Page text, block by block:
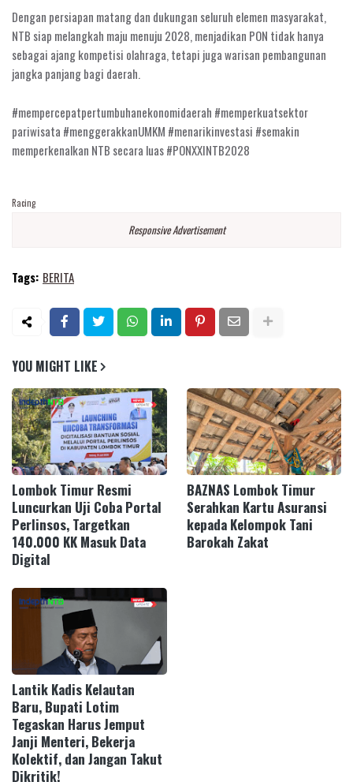
Dengan persiapan matang dan dukungan seluruh elemen masyarakat,
NTB siap melangkah maju menuju 2028, menjadikan PON tidak hanya
sebagai ajang kompetisi olahraga, tetapi juga warisan pembangunan
jangka panjang bagi daerah.
#mempercepatpertumbuhanekonomidaerah #memperkuatsektor
pariwisata #menggerakkanUMKM #menarikinvestasi #semakin
memperkenalkan NTB secara luas #PONXXINTB2028
Racing
Responsive Advertisement
Tags: BERITA
YOU MIGHT LIKE
Lombok Timur Resmi
Luncurkan Uji Coba Portal
Perlinsos, Targetkan
140.000 KK Masuk Data
Digital
BAZNAS Lombok Timur
Serahkan Kartu Asuransi
kepada Kelompok Tani
Barokah Zakat
Lantik Kadis Kelautan
Baru, Bupati Lotim
Tegaskan Harus Jemput
Janji Menteri, Bekerja
Kolektif, dan Jangan Takut
Dikritik!